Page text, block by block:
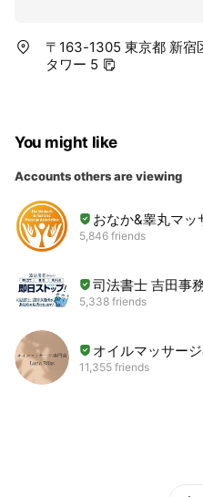
〒163-1305 東京都 新宿
タワー 5
You might like
Accounts others are viewing
おなか&睾丸マッ
5,846 friends
司法書士 吉田事
5,338 friends
オイルマッサー
11,355 friends